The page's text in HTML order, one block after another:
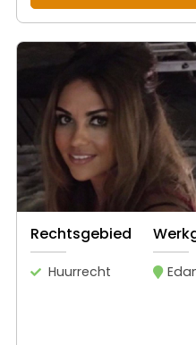
Rechtsgebied
Huurrecht